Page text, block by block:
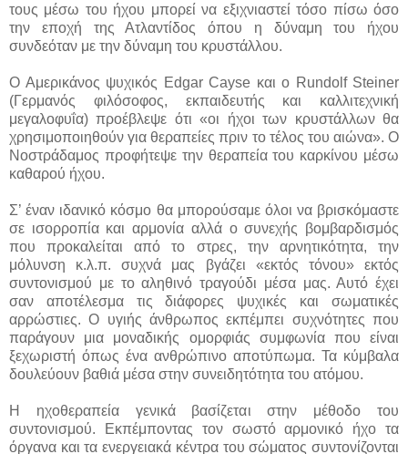
τους μέσω του ήχου μπορεί να εξιχνιαστεί τόσο πίσω όσο
την εποχή της Ατλαντίδος όπου η δύναμη του ήχου
συνδεόταν με την δύναμη του κρυστάλλου.
Ο Αμερικάνος ψυχικός Edgar Cayse και ο Rundolf Steiner
(Γερμανός φιλόσοφος, εκπαιδευτής και καλλιτεχνική
μεγαλοφυΐα) προέβλεψε ότι «οι ήχοι των κρυστάλλων θα
χρησιμοποιηθούν για θεραπείες πριν το τέλος του αιώνα». Ο
Νοστράδαμος προφήτεψε την θεραπεία του καρκίνου μέσω
καθαρού ήχου.
Σ’ έναν ιδανικό κόσμο θα μπορούσαμε όλοι να βρισκόμαστε
σε ισορροπία και αρμονία αλλά ο συνεχής βομβαρδισμός
που προκαλείται από το στρες, την αρνητικότητα, την
μόλυνση κ.λ.π. συχνά μας βγάζει «εκτός τόνου» εκτός
συντονισμού με το αληθινό τραγούδι μέσα μας. Αυτό έχει
σαν αποτέλεσμα τις διάφορες ψυχικές και σωματικές
αρρώστιες. Ο υγιής άνθρωπος εκπέμπει συχνότητες που
παράγουν μια μοναδικής ομορφιάς συμφωνία που είναι
ξεχωριστή όπως ένα ανθρώπινο αποτύπωμα. Τα κύμβαλα
δουλεύουν βαθιά μέσα στην συνειδητότητα του ατόμου.
Η ηχοθεραπεία γενικά βασίζεται στην μέθοδο του
συντονισμού. Εκπέμποντας τον σωστό αρμονικό ήχο τα
όργανα και τα ενεργειακά κέντρα του σώματος συντονίζονται